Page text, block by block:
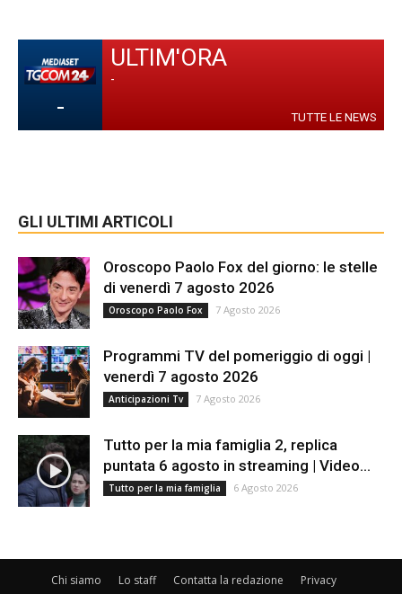
-
ULTIM'ORA
-
TUTTE LE NEWS
GLI ULTIMI ARTICOLI
Oroscopo Paolo Fox del giorno: le stelle
di venerdì 7 agosto 2026
Oroscopo Paolo Fox 7 Agosto 2026
Programmi TV del pomeriggio di oggi |
venerdì 7 agosto 2026
Anticipazioni Tv 7 Agosto 2026
Tutto per la mia famiglia 2, replica
puntata 6 agosto in streaming | Video...
Tutto per la mia famiglia 6 Agosto 2026
Chi siamo Lo staff Contatta la redazione
Privacy